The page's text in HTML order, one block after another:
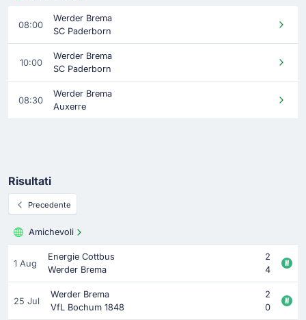
08:00
Werder Brema
SC Paderborn
10:00
Werder Brema
SC Paderborn
08:30
Werder Brema
Auxerre
Risultati
Precedente
Amichevoli
1 Aug
Energie Cottbus
2
Werder Brema
4
25 Jul
Werder Brema
2
VfL Bochum 1848
0